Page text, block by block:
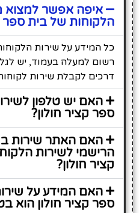
איפה אפשר למצוא
הלקוחות של בית ספר
כל המידע על שירות
רשום למעלה בעמוד, יש
דרכים לקבלת שירות
האם יש טלפון
ספר קציר חולון?
האם האתר שירות
הרישמי לשירות
קציר חולון?
האם המידע על
ספר קציר חולון הוא